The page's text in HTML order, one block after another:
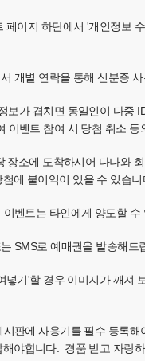
이지 하단에서 '개인정보
개별 연락을 통해 신분증
보가 겹치면 동일인이 다
벤트 참여 시 당첨 취소 등
소에 도착하시어 다나와
에 불이익이 있을 수 있습니
벤트는 타인에게 양도할 수
SMS로 예매권을 발송해드
기'할 경우 이미지가 깨져
판에 사용기를 필수 등록해
야합니다. 경품 받고 자랑